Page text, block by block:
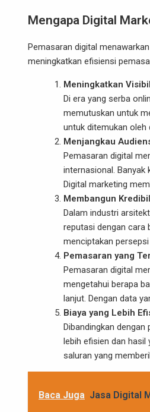
Mengapa Digital
Pemasaran digital
meningkatkan efisiensi
Meningkatkan
Di era yang serba
memutuskan untuk
untuk ditemukan oleh
Menjangkau
Pemasaran digital
internasional. Banyak
Digital marketing
Membangun
Dalam industri
reputasi dengan cara
menciptakan
Pemasaran yang
Pemasaran digital
mengetahui berapa
lanjut. Dengan data
Biaya yang Lebih
Dibandingkan
lebih efisien dan hasil
saluran yang
Baca Juga Jasa Digital